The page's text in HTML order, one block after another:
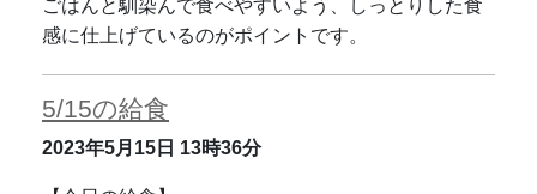
ごはんと馴染んで食べやすいよう、しっとりした食
感に仕上げているのがポイントです。
5/15の給食
2023年5月15日 13時36分